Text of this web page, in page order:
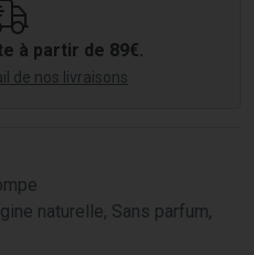
à partir de 89€.
de nos livraisons
naturelle, Sans parfum,